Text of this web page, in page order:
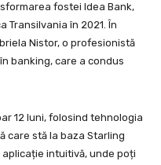
fostei Idea Bank,
Transilvania în 2021. În
Nistor, o profesionistă
banking, care a condus
12 luni, folosind tehnologia
care stă la baza Starling
aplicație intuitivă, unde poți